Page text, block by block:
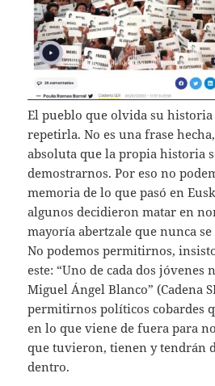
El pueblo que olvida su historia
repetirla. No es una frase
absoluta que la propia historia
demostrarnos. Por eso no
memoria de lo que pasó en
algunos decidieron matar en
mayoría abertzale que nunca
No podemos permitirnos,
este: “Uno de cada dos jóvenes
Miguel Ángel Blanco” (Cadena
permitirnos políticos cobardes
en lo que viene de fuera para
que tuvieron, tienen y tendrán
dentro.